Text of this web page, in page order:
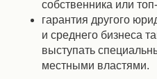
собственника или
гарантия другого
и среднего бизнеса
выступать
местными властями.